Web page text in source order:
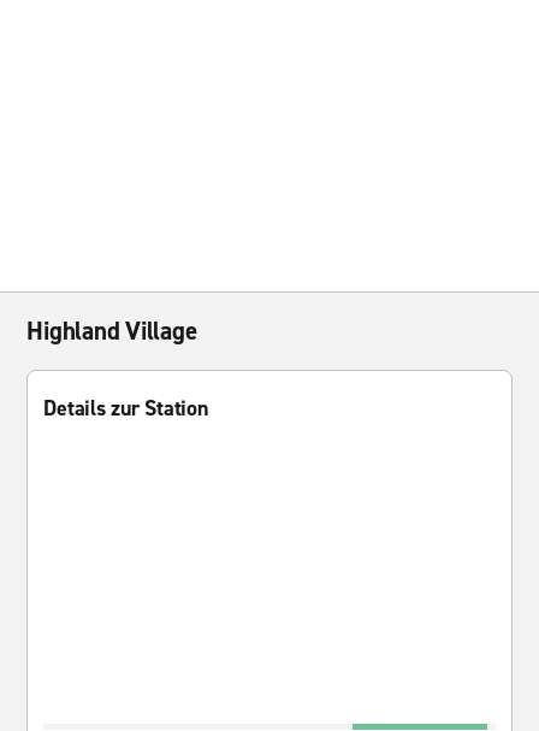
Highland Village
Details zur Station